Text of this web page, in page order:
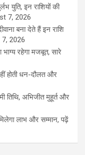
युति, इन राशियों की
7, 2026
बना देते हैं इन राशि
2026
रहेगा मजबूत, सारे
होती धन-दौलत और
तिथि, अभिजीत मुहूर्त और
लाभ और सम्मान, पढ़ें